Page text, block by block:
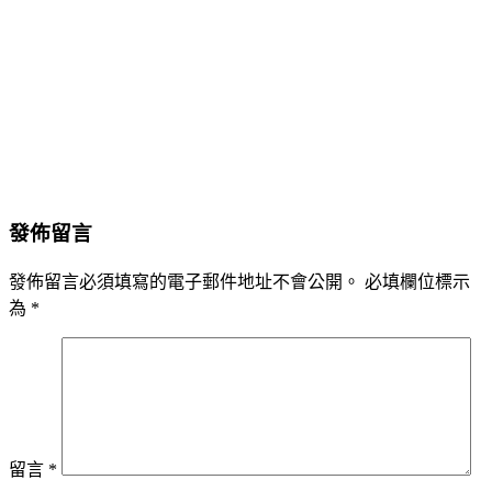
發佈留言
發佈留言必須填寫的電子郵件地址不會公開。 必填欄位標示
為 *
留言 *